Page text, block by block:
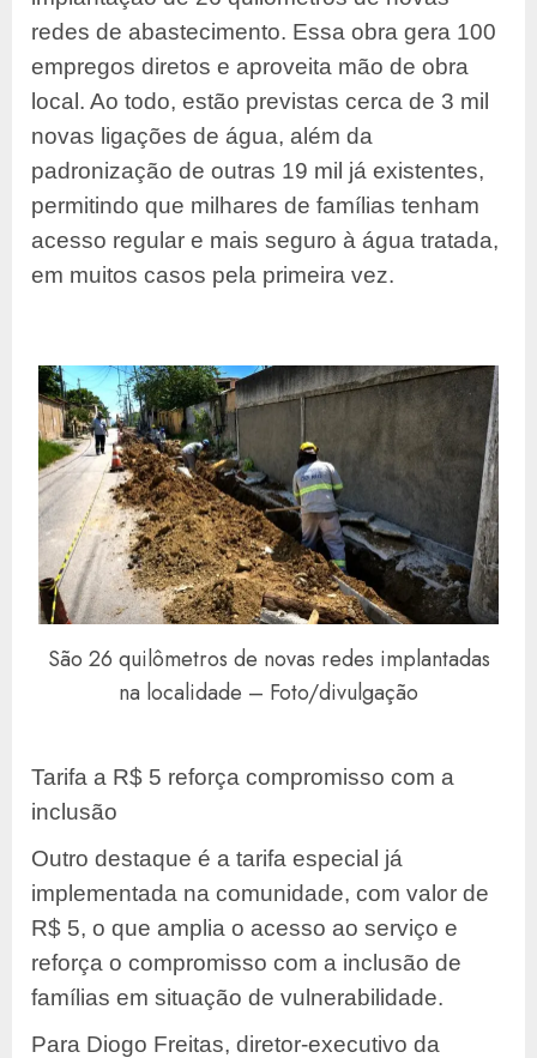
redes de abastecimento. Essa obra gera 100
empregos diretos e aproveita mão de obra
local. Ao todo, estão previstas cerca de 3 mil
novas ligações de água, além da
padronização de outras 19 mil já existentes,
permitindo que milhares de famílias tenham
acesso regular e mais seguro à água tratada,
em muitos casos pela primeira vez.
São 26 quilômetros de novas redes implantadas
na localidade – Foto/divulgação
Tarifa a R$ 5 reforça compromisso com a
inclusão
Outro destaque é a tarifa especial já
implementada na comunidade, com valor de
R$ 5, o que amplia o acesso ao serviço e
reforça o compromisso com a inclusão de
famílias em situação de vulnerabilidade.
Para Diogo Freitas, diretor-executivo da